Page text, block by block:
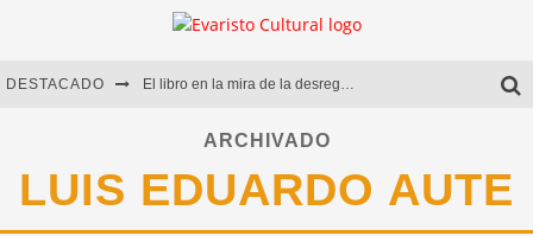
DESTACADO El libro en la mira de la desregulación
Marcelo Rubio | El llovedor
Diego Meret | Hotel Acapulco
Alejandra Correa | La nieve
ARCHIVADO
LUIS EDUARDO AUTE